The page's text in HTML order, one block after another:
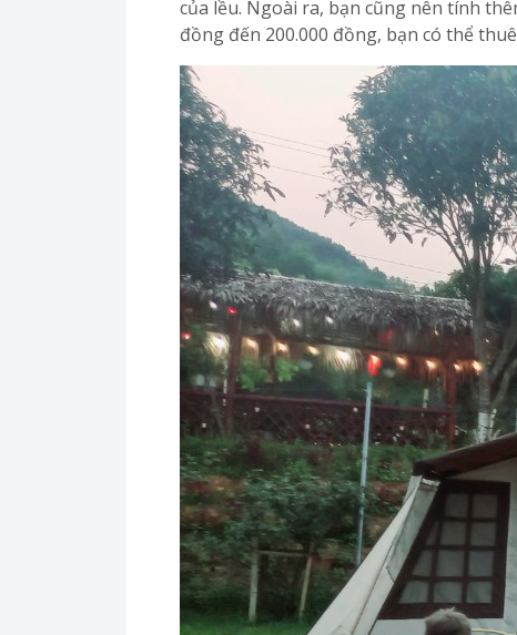
của lều. Ngoài ra, bạn cũng nên tính
đồng đến 200.000 đồng, bạn có thể